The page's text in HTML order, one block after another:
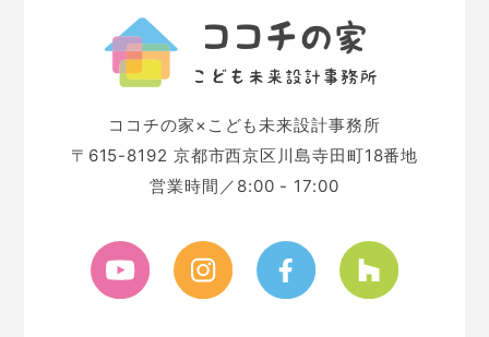
ココチの家×こども未来設計事務所
〒615-8192 京都市西京区川島寺田町18番地
営業時間／8:00 - 17:00